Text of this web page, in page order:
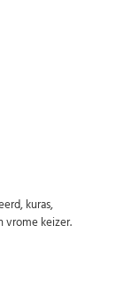
en
kuras,
vrome keizer.